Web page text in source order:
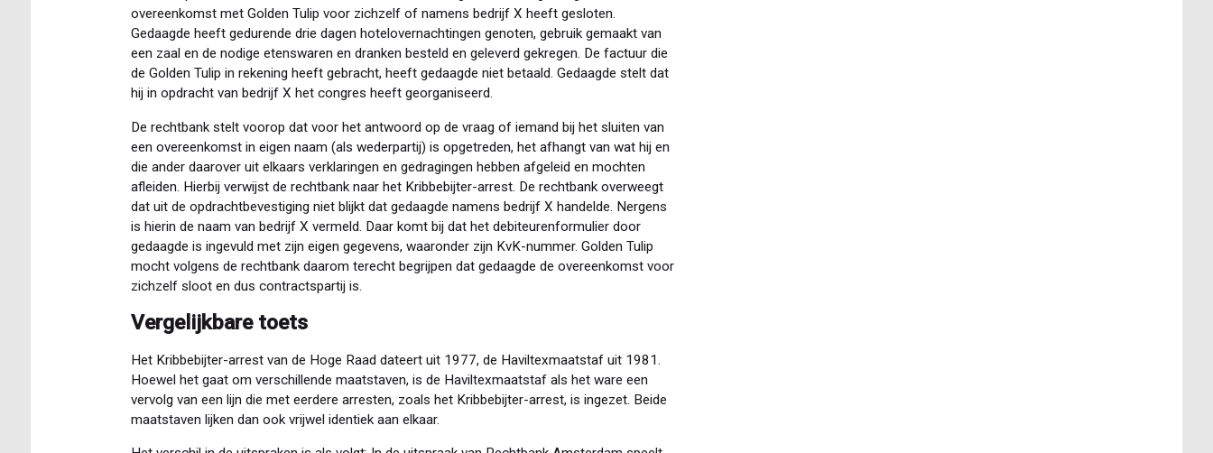
overeenkomst met Golden Tulip voor zichzelf of namens bedrijf X heeft gesloten.
Gedaagde heeft gedurende drie dagen hotelovernachtingen genoten, gebruik gemaakt van
een zaal en de nodige etenswaren en dranken besteld en geleverd gekregen. De factuur die
de Golden Tulip in rekening heeft gebracht, heeft gedaagde niet betaald. Gedaagde stelt dat
hij in opdracht van bedrijf X het congres heeft georganiseerd.
De rechtbank stelt voorop dat voor het antwoord op de vraag of iemand bij het sluiten van
een overeenkomst in eigen naam (als wederpartij) is opgetreden, het afhangt van wat hij en
die ander daarover uit elkaars verklaringen en gedragingen hebben afgeleid en mochten
afleiden. Hierbij verwijst de rechtbank naar het Kribbebijter-arrest. De rechtbank overweegt
dat uit de opdrachtbevestiging niet blijkt dat gedaagde namens bedrijf X handelde. Nergens
is hierin de naam van bedrijf X vermeld. Daar komt bij dat het debiteurenformulier door
gedaagde is ingevuld met zijn eigen gegevens, waaronder zijn KvK-nummer. Golden Tulip
mocht volgens de rechtbank daarom terecht begrijpen dat gedaagde de overeenkomst voor
zichzelf sloot en dus contractspartij is.
Vergelijkbare toets
Het Kribbebijter-arrest van de Hoge Raad dateert uit 1977, de Haviltexmaatstaf uit 1981.
Hoewel het gaat om verschillende maatstaven, is de Haviltexmaatstaf als het ware een
vervolg van een lijn die met eerdere arresten, zoals het Kribbebijter-arrest, is ingezet. Beide
maatstaven lijken dan ook vrijwel identiek aan elkaar.